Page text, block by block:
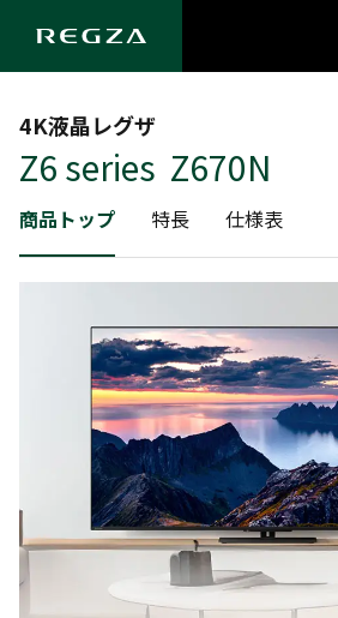
4K液晶レグザ
Z6 series Z670N
商品トップ 特長 仕様表